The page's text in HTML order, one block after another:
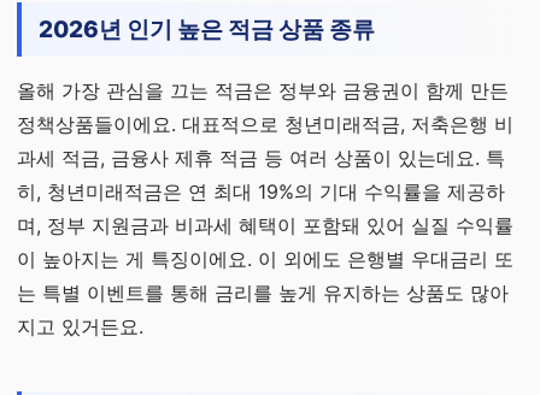
2026년 인기 높은 적금 상품 종류
올해 가장 관심을 끄는 적금은 정부와 금융권이 함께 만든
정책상품들이에요. 대표적으로 청년미래적금, 저축은행 비
과세 적금, 금융사 제휴 적금 등 여러 상품이 있는데요. 특
히, 청년미래적금은 연 최대 19%의 기대 수익률을 제공하
며, 정부 지원금과 비과세 혜택이 포함돼 있어 실질 수익률
이 높아지는 게 특징이에요. 이 외에도 은행별 우대금리 또
는 특별 이벤트를 통해 금리를 높게 유지하는 상품도 많아
지고 있거든요.